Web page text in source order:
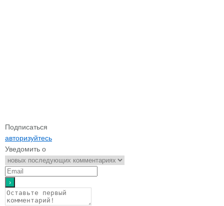
Подписаться
авторизуйтесь
Уведомить о